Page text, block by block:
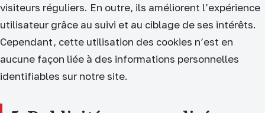
visiteurs réguliers. En outre, ils améliorent l’expérience
utilisateur grâce au suivi et au ciblage de ses intérêts.
Cependant, cette utilisation des cookies n’est en
aucune façon liée à des informations personnelles
identifiables sur notre site.